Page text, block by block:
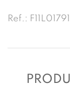
Ref.: